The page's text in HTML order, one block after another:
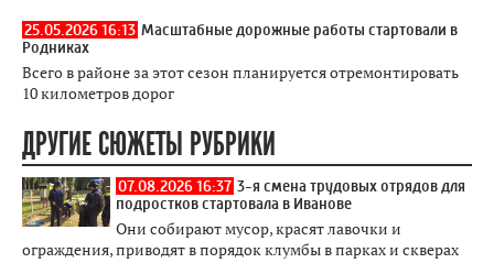
25.05.2026 16:13 Масштабные дорожные работы стартовали в
Родниках
Всего в районе за этот сезон планируется отремонтировать
10 километров дорог
ДРУГИЕ СЮЖЕТЫ РУБРИКИ
07.08.2026 16:37 3-я смена трудовых отрядов для
подростков стартовала в Иванове
Они собирают мусор, красят лавочки и
ограждения, приводят в порядок клумбы в парках и скверах